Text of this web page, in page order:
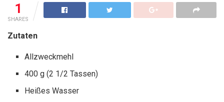
1
SHARES
Zutaten
Allzweckmehl
400 g (2 1/2 Tassen)
Heißes Wasser